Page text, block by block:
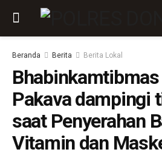
Beranda Berita Berita Lokal
Pakava dampingi
saat Penyerahan
Vitamin dan